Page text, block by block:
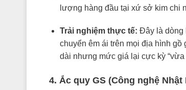
lượng hàng đầu tại xứ sở kim chi
Trải nghiệm thực tế: Đây là dòng
chuyển êm ái trên mọi địa hình
dài nhưng mức giá lại cực kỳ “vừa
4. Ắc quy GS (Công nghệ